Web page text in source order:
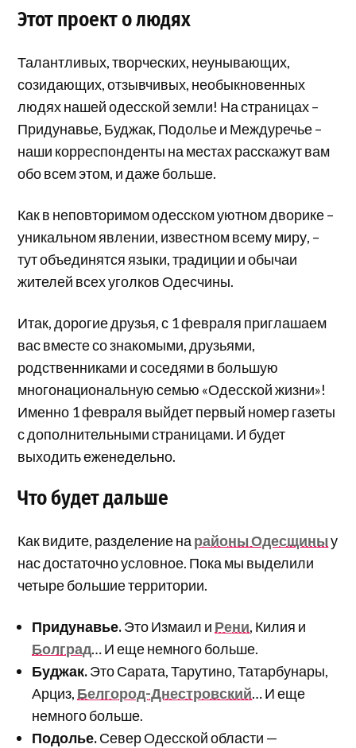
Этот проект о людях
Талантливых, творческих, неунывающих,
созидающих, отзывчивых, необыкновенных
людях нашей одесской земли! На страницах –
Придунавье, Буджак, Подолье и Междуречье –
наши корреспонденты на местах расскажут вам
обо всем этом, и даже больше.
Как в неповторимом одесском уютном дворике –
уникальном явлении, известном всему миру, –
тут объединятся языки, традиции и обычаи
жителей всех уголков Одесчины.
Итак, дорогие друзья, с 1 февраля приглашаем
вас вместе со знакомыми, друзьями,
родственниками и соседями в большую
многонациональную семью «Одесской жизни»!
Именно 1 февраля выйдет первый номер газеты
с дополнительными страницами. И будет
выходить еженедельно.
Что будет дальше
Как видите, разделение нарайоны Одесщиныу
нас достаточно условное. Пока мы выделили
четыре большие территории.
Придунавье.Это Измаил и Рени, Килия и
Болград… И еще немного больше.
Буджак.Это Сарата, Тарутино, Татарбунары,
Арциз, Белгород-Днестровский… И еще
немного больше.
Подолье.Север Одесской области —